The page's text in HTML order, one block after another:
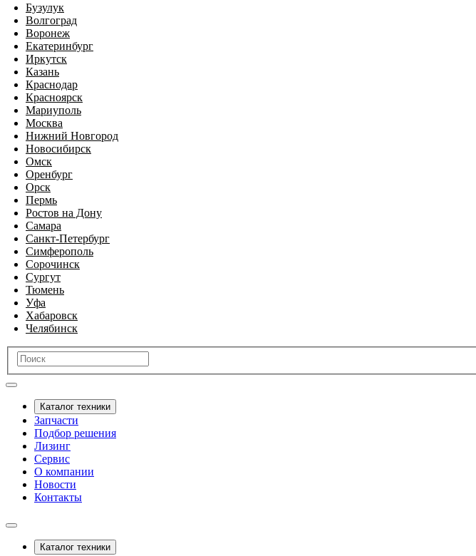
Бузулук
Волгоград
Воронеж
Екатеринбург
Иркутск
Казань
Краснодар
Красноярск
Мариуполь
Москва
Нижний Новгород
Новосибирск
Омск
Оренбург
Орск
Пермь
Ростов на Дону
Самара
Санкт-Петербург
Симферополь
Сорочинск
Сургут
Тюмень
Уфа
Хабаровск
Челябинск
Каталог техники
Запчасти
Подбор решения
Лизинг
Сервис
О компании
Новости
Контакты
Каталог техники